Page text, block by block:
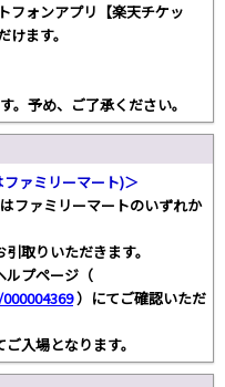
フォンアプリ【楽天チケッ
ます。
。予め、ご了承ください。
ァミリーマート)＞
ファミリーマートのいずれか
取りいただきます。
ルプページ（
）にてご確認いただ
入場となります。